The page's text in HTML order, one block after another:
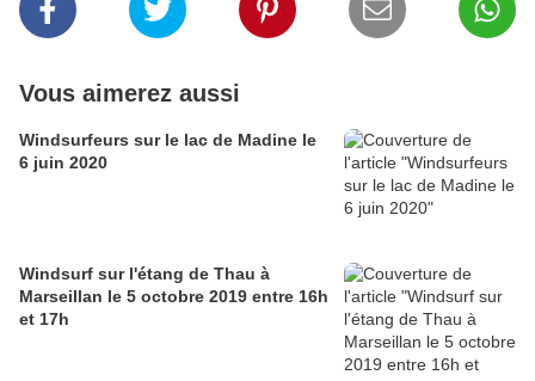
Vous aimerez aussi
Windsurfeurs sur le lac de Madine le
6 juin 2020
Windsurf sur l'étang de Thau à
Marseillan le 5 octobre 2019 entre 16h
et 17h